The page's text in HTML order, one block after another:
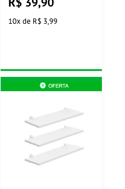
Prat-k
10x de R$ 3,99